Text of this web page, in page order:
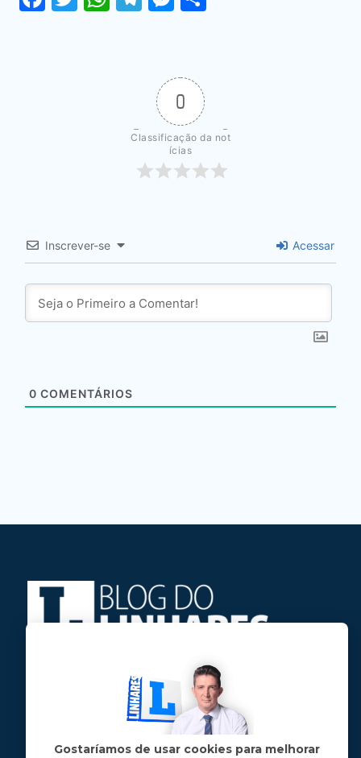
0
Classificação da not
ícias
Inscrever-se Acessar
0 COMENTÁRIOS
Jose Linhares Jr é maranhense.
Formado em Jornalismo, estudou filosofia
e tem pós-graduações em ciência política
e marketing político.
Gostaríamos de usar cookies para melhorar